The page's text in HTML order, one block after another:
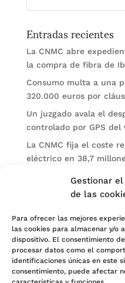
Gestionar
de las
Para ofrecer las mejores
las cookies para almacenar y/o
dispositivo. El consentimiento
procesar datos como el
identificaciones únicas en este
consentimiento, puede afectar
Entradas recientes
La CNMC abre
la compra de fibra de
Consumo multa a una
320.000 euros por
Un juzgado avala el
controlado por GPS del
La CNMC fija el coste
eléctrico en 38,7
El BOE publica
Categorías
Actualidad
Noticias Jurídicas
Subastas